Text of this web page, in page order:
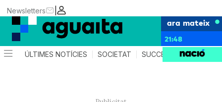
|
Newsletters
ara mateix
21:48
ÚLTIMES NOTÍCIES SOCIETAT SUCCESSOS AGENDA